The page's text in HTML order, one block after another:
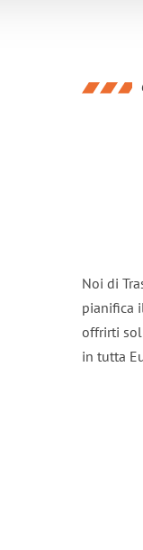
Noi di
pianifica
offrirti
in tutta